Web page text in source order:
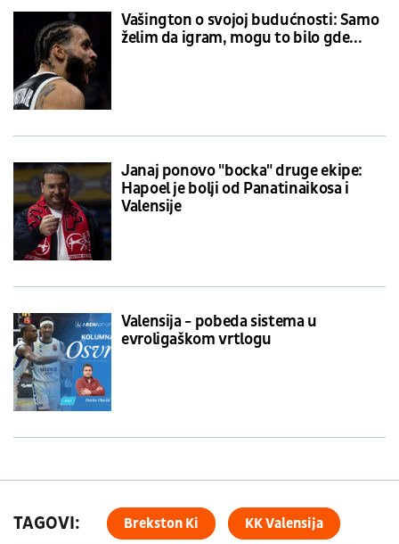
Vašington o svojoj budućnosti: Samo
želim da igram, mogu to bilo gde...
Janaj ponovo "bocka" druge ekipe:
Hapoel je bolji od Panatinaikosa i
Valensije
Valensija - pobeda sistema u
evroligaškom vrtlogu
TAGOVI: Brekston Ki KK Valensija